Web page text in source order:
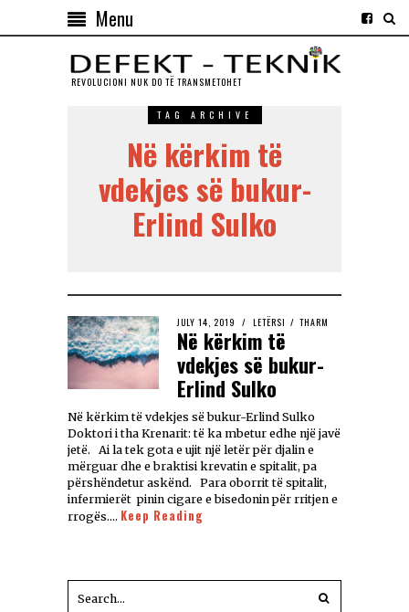
Menu
REVOLUCIONI NUK DO TЁ TRANSMETOHET
TAG ARCHIVE
Në kërkim të
vdekjes së bukur-
Erlind Sulko
JULY 14, 2019 LETËRSI / THARM
Në kërkim të
vdekjes së bukur-
Erlind Sulko
Në kërkim të vdekjes së bukur-Erlind Sulko
Doktori i tha Krenarit: të ka mbetur edhe një javë
jetë. Ai la tek gota e ujit një letër për djalin e
mërguar dhe e braktisi krevatin e spitalit, pa
përshëndetur askënd. Para oborrit të spitalit,
infermierët pinin cigare e bisedonin për rritjen e
rrogës.… Keep Reading